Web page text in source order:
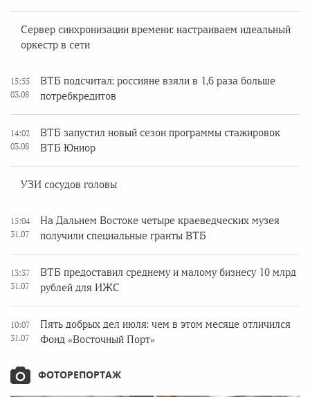
Сервер синхронизации времени: настраиваем идеальный
оркестр в сети
15:55
03.08
ВТБ подсчитал: россияне взяли в 1,6 раза больше
потребкредитов
14:02
03.08
ВТБ запустил новый сезон программы стажировок
ВТБ Юниор
УЗИ сосудов головы
15:04
31.07
На Дальнем Востоке четыре краеведческих музея
получили специальные гранты ВТБ
13:37
31.07
ВТБ предоставил среднему и малому бизнесу 10 млрд
рублей для ИЖС
10:07
31.07
Пять добрых дел июля: чем в этом месяце отличился
Фонд «Восточный Порт»
ФОТОРЕПОРТАЖ